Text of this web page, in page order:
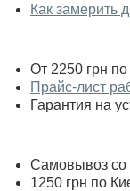
Как замерить
От 2250 грн
Прайс-лист
Гарантия на
Самовывоз со
1250 грн по